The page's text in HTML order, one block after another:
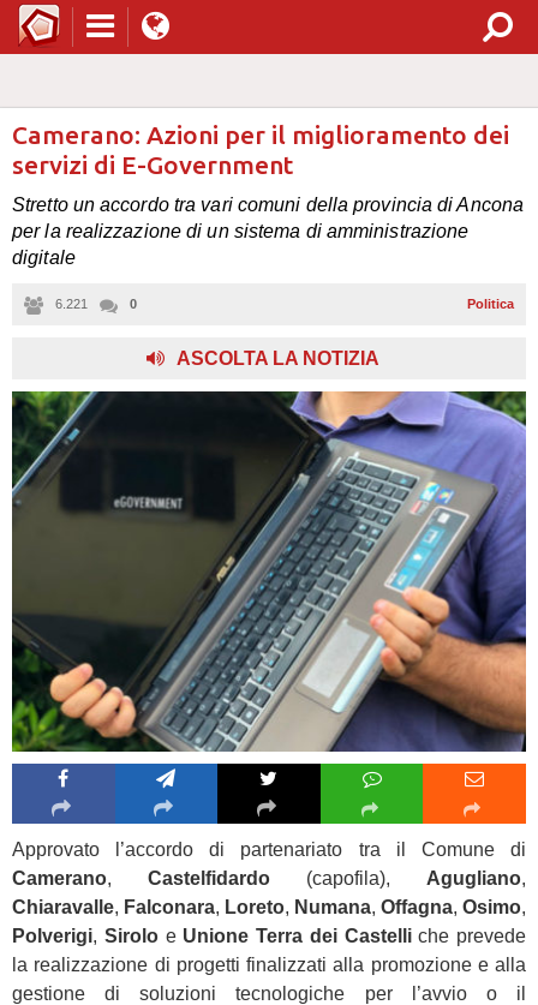
Camerano: Azioni per il miglioramento dei
servizi di E-Government
Stretto un accordo tra vari comuni della provincia di Ancona
per la realizzazione di un sistema di amministrazione
digitale
6.221 0 Politica
ASCOLTA LA NOTIZIA
Approvato l’accordo di partenariato tra il Comune di
Camerano, Castelfidardo (capofila), Agugliano,
Chiaravalle, Falconara, Loreto, Numana, Offagna, Osimo,
Polverigi, Siroloe Unione Terra dei Castelliche prevede
la realizzazione di progetti finalizzati alla promozione e alla
gestione di soluzioni tecnologiche per l’avvio o il